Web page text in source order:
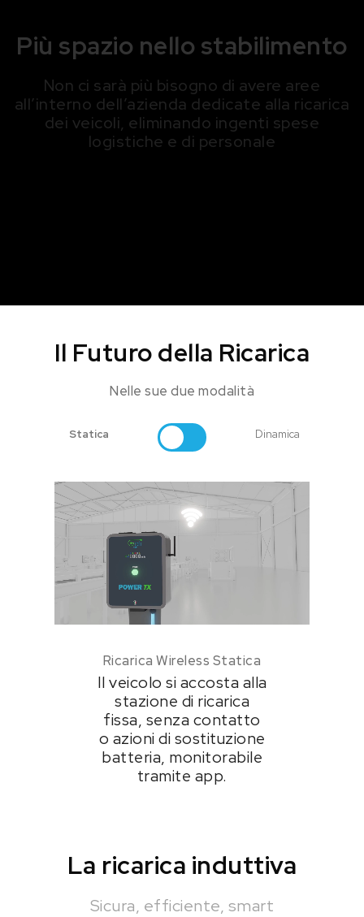
Più spazio nello stabilimento
Non ci sarà più bisogno di avere aree
all’interno dell’azienda dedicate alla ricarica
dei veicoli, eliminando ingenti spese
logistiche e di personale
Il Futuro della Ricarica
Nelle sue due modalità
Statica Dinamica
Ricarica Wireless Statica
Il veicolo si accosta alla
stazione di ricarica
fissa, senza contatto
o azioni di sostituzione
batteria, monitorabile
tramite app.
La ricarica induttiva
Sicura, efficiente, smart